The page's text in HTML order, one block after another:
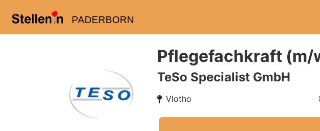
PADERBORN
Pflegefachkraft (m/
TeSo Specialist GmbH
Vlotho